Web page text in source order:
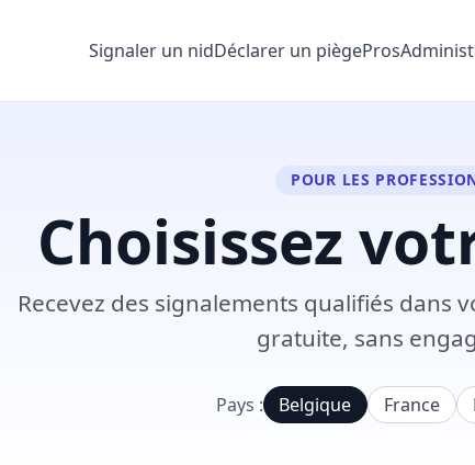
Signaler un nidDéclarer un piègePros
POUR LES
Choisissez
Recevez des signalements qualifiés dans
gratuite, sans
Pays : Belgique France